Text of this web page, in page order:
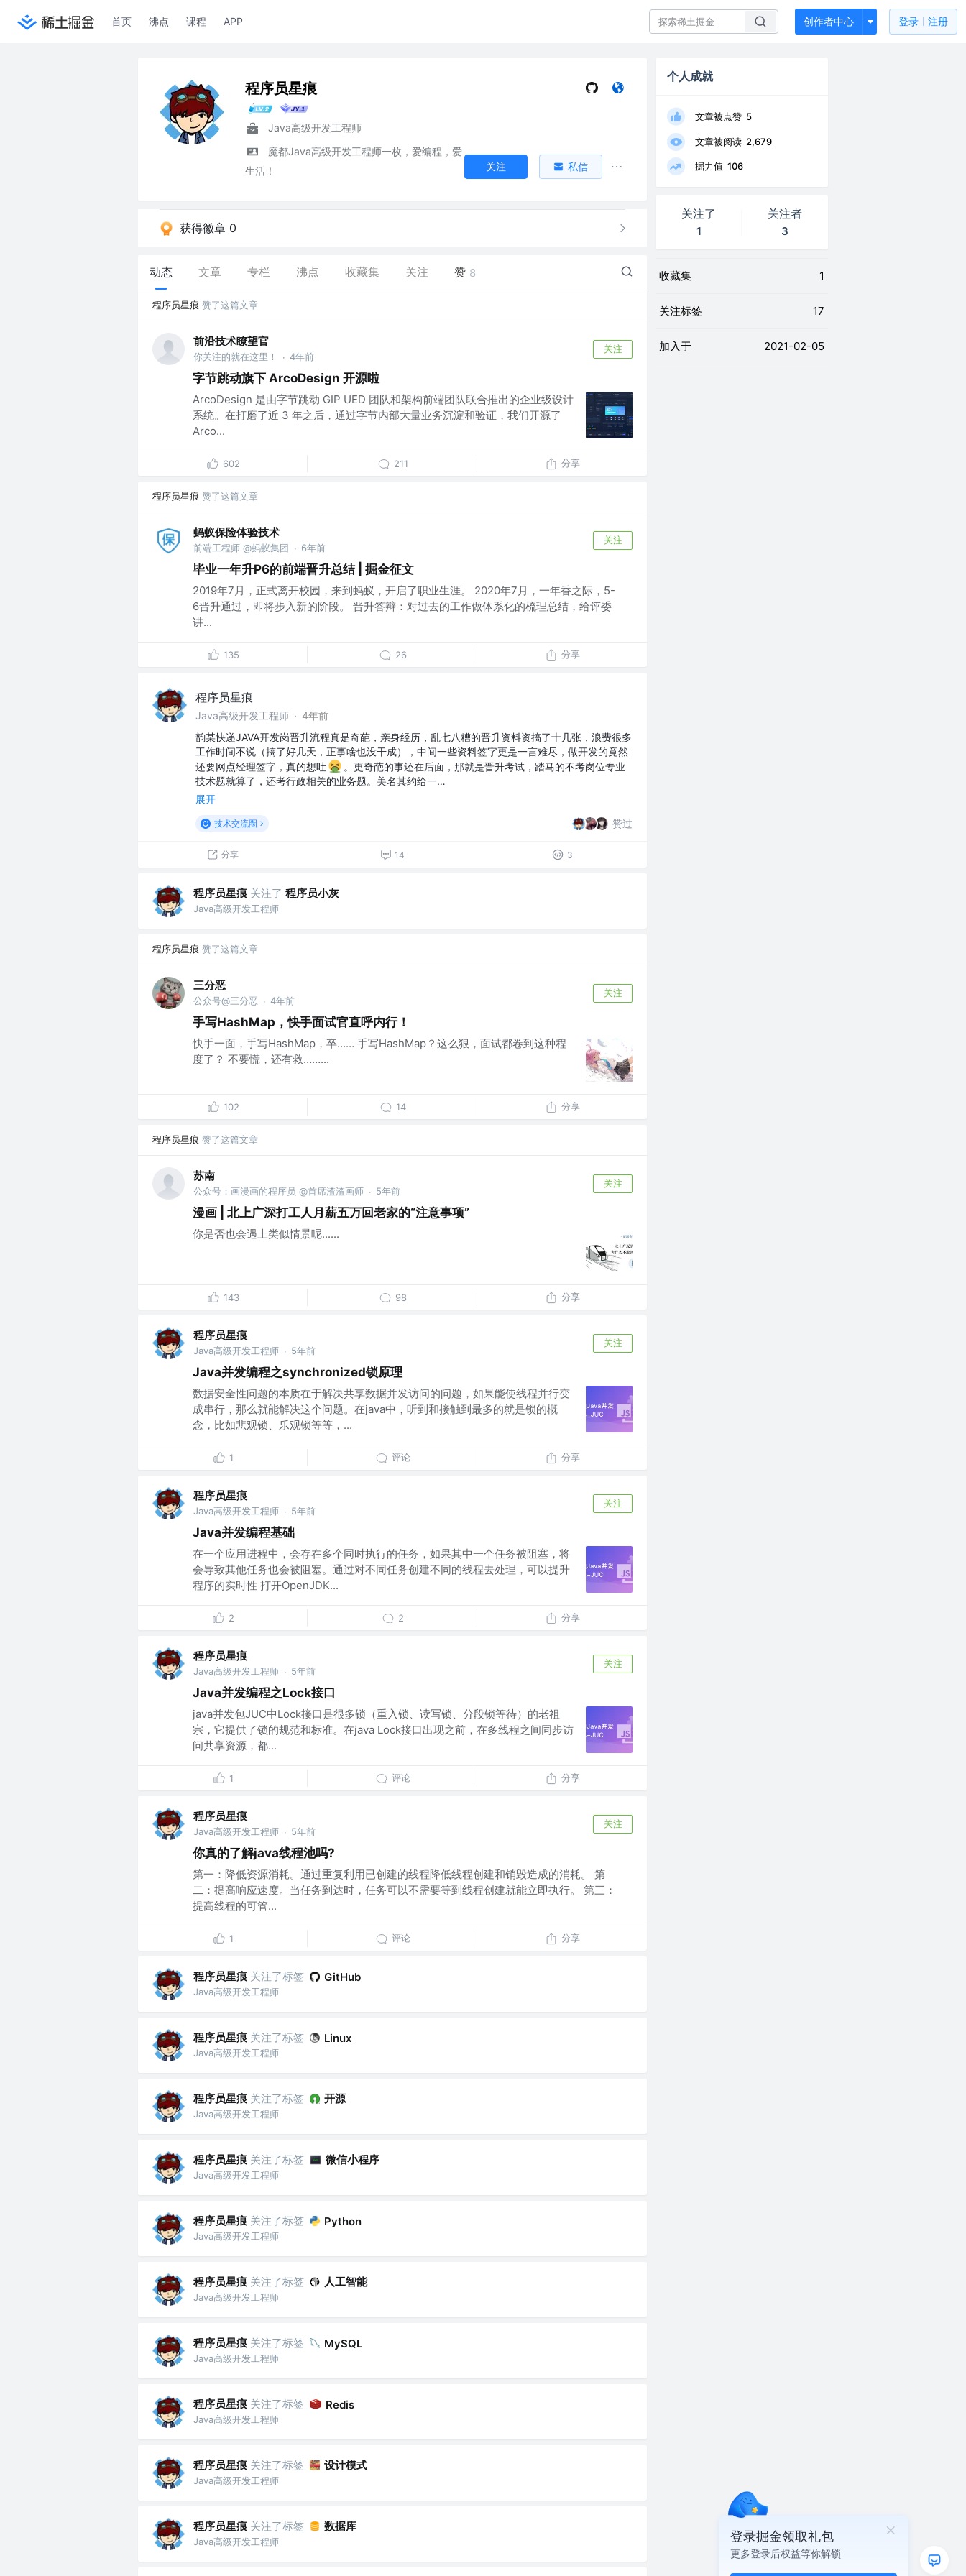
首页 沸点 课程 APP 创作者中心 登录 注册
程序员星痕
Java高级开发工程师
魔都Java高级开发工程师一枚，爱编程，爱
生活！
关注 私信
获得徽章 0
动态 文章 专栏 沸点 收藏集 关注 赞 8
程序员星痕 赞了这篇文章
前沿技术瞭望官
你关注的就在这里！ · 4年前
关注
字节跳动旗下 ArcoDesign 开源啦
ArcoDesign 是由字节跳动 GIP UED 团队和架构前端团队联合推出的企业级设计
系统。在打磨了近 3 年之后，通过字节内部大量业务沉淀和验证，我们开源了
Arco...
602 211 分享
程序员星痕 赞了这篇文章
蚂蚁保险体验技术
前端工程师 @蚂蚁集团 · 6年前
关注
毕业一年升P6的前端晋升总结 | 掘金征文
2019年7月，正式离开校园，来到蚂蚁，开启了职业生涯。 2020年7月，一年香之际，5-
6晋升通过，即将步入新的阶段。 晋升答辩：对过去的工作做体系化的梳理总结，给评委
讲...
135 26 分享
程序员星痕
Java高级开发工程师 · 4年前
韵某快递JAVA开发岗晋升流程真是奇葩，亲身经历，乱七八糟的晋升资料资搞了十几张，浪费很多
工作时间不说（搞了好几天，正事啥也没干成），中间一些资料签字更是一言难尽，做开发的竟然
还要网点经理签字，真的想吐
。更奇葩的事还在后面，那就是晋升考试，踏马的不考岗位专业
技术题就算了，还考行政相关的业务题。美名其约给一…
展开
技术交流圈 赞过
分享 14 3
程序员星痕 关注了 程序员小灰
Java高级开发工程师
程序员星痕 赞了这篇文章
三分恶
公众号@三分恶 · 4年前
关注
手写HashMap，快手面试官直呼内行！
快手一面，手写HashMap，卒…… 手写HashMap？这么狠，面试都卷到这种程
度了？ 不要慌，还有救……...
102 14 分享
程序员星痕 赞了这篇文章
苏南
公众号：画漫画的程序员 @首席渣渣画师 · 5年前
关注
漫画 | 北上广深打工人月薪五万回老家的“注意事项”
你是否也会遇上类似情景呢......
143 98 分享
程序员星痕
Java高级开发工程师 · 5年前
关注
Java并发编程之synchronized锁原理
数据安全性问题的本质在于解决共享数据并发访问的问题，如果能使线程并行变
成串行，那么就能解决这个问题。在java中，听到和接触到最多的就是锁的概
念，比如悲观锁、乐观锁等等，...
1 评论 分享
程序员星痕
Java高级开发工程师 · 5年前
关注
Java并发编程基础
在一个应用进程中，会存在多个同时执行的任务，如果其中一个任务被阻塞，将
会导致其他任务也会被阻塞。通过对不同任务创建不同的线程去处理，可以提升
程序的实时性 打开OpenJDK...
2 2 分享
程序员星痕
Java高级开发工程师 · 5年前
关注
Java并发编程之Lock接口
java并发包JUC中Lock接口是很多锁（重入锁、读写锁、分段锁等待）的老祖
宗，它提供了锁的规范和标准。在java Lock接口出现之前，在多线程之间同步访
问共享资源，都...
1 评论 分享
程序员星痕
Java高级开发工程师 · 5年前
关注
你真的了解java线程池吗?
第一：降低资源消耗。通过重复利用已创建的线程降低线程创建和销毁造成的消耗。 第
二：提高响应速度。当任务到达时，任务可以不需要等到线程创建就能立即执行。 第三：
提高线程的可管...
1 评论 分享
程序员星痕 关注了标签 GitHub
Java高级开发工程师
程序员星痕 关注了标签 Linux
Java高级开发工程师
程序员星痕 关注了标签 开源
Java高级开发工程师
程序员星痕 关注了标签 微信小程序
Java高级开发工程师
程序员星痕 关注了标签 Python
Java高级开发工程师
程序员星痕 关注了标签 人工智能
Java高级开发工程师
程序员星痕 关注了标签 MySQL
Java高级开发工程师
程序员星痕 关注了标签 Redis
Java高级开发工程师
程序员星痕 关注了标签 设计模式
Java高级开发工程师
程序员星痕 关注了标签 数据库
Java高级开发工程师
个人成就
文章被点赞 5
文章被阅读 2,679
掘力值 106
关注了
1
关注者
3
收藏集 1
关注标签 17
加入于 2021-02-05
登录掘金领取礼包
更多登录后权益等你解锁